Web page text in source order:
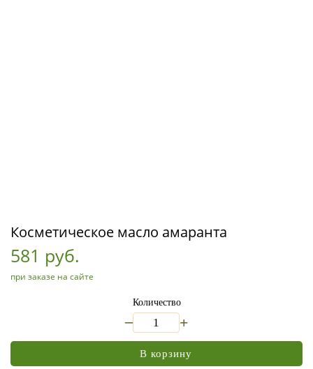
Косметическое масло амаранта
581 руб.
при заказе на сайте
Количество
+
В корзину